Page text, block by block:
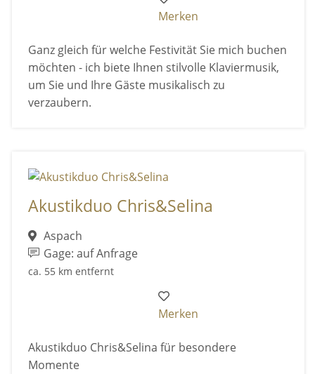
Merken
Ganz gleich für welche Festivität Sie mich buchen
möchten - ich biete Ihnen stilvolle Klaviermusik,
um Sie und Ihre Gäste musikalisch zu
verzaubern.
Akustikduo Chris&Selina
Aspach
Gage: auf Anfrage
ca. 55 km entfernt
Merken
Akustikduo Chris&Selina für besondere
Momente